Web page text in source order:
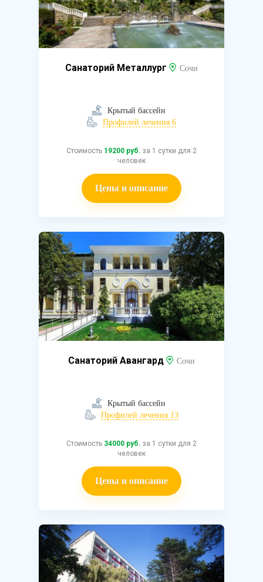
Санаторий Металлург Сочи
Крытый бассейн
Профилей лечения 6
Стоимость 19200 руб. за 1 сутки для 2
человек
Цены и описание
Санаторий Авангард Сочи
Крытый бассейн
Профилей лечения 13
Стоимость 34000 руб. за 1 сутки для 2
человек
Цены и описание